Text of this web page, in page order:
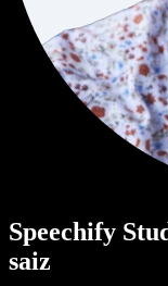
Speechify
saiz